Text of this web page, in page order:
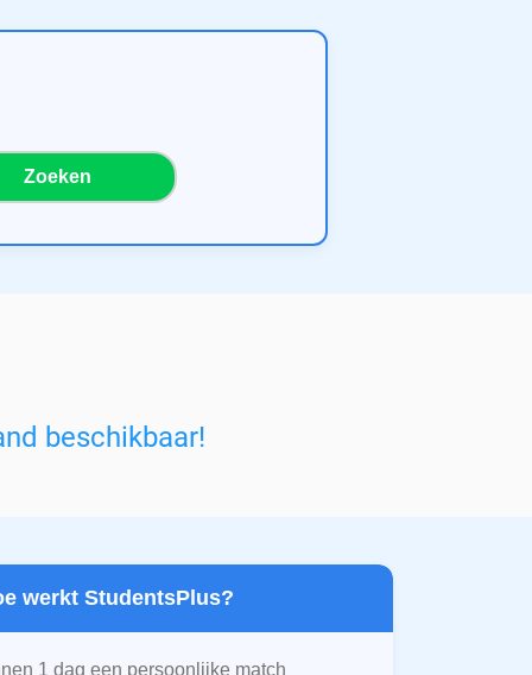
Zoeken
beschikbaar!
werkt StudentsPlus?
1 dag een persoonlijke match